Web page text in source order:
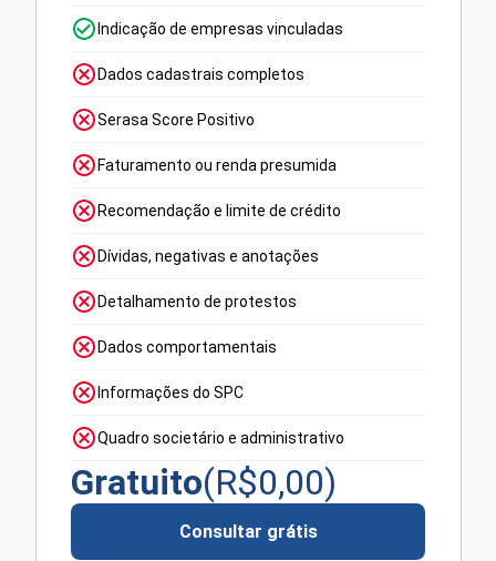
Indicação de empresas vinculadas
Dados cadastrais completos
Serasa Score Positivo
Faturamento ou renda presumida
Recomendação e limite de crédito
Dívidas, negativas e anotações
Detalhamento de protestos
Dados comportamentais
Informações do SPC
Quadro societário e administrativo
Gratuito(R$0,00)
Consultar grátis